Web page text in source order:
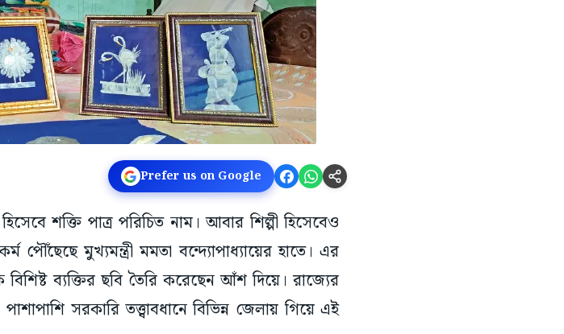
Prefer us on Google
শক্তি পাত্র পরিচিত নাম। আবার শিল্পী হিসেবেও
পৌঁছেছে মুখ্যমন্ত্রী মমতা বন্দ্যোপাধ্যায়ের হাতে। এর
বিশিষ্ট ব্যক্তির ছবি তৈরি করেছেন আঁশ দিয়ে। রাজ্যের
সরকারি তত্ত্বাবধানে বিভিন্ন জেলায় গিয়ে এই